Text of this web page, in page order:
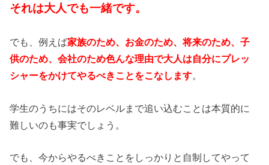
それは大人でも一緒です。
でも、例えば家族のため、お金のため、将来のため、子
供のため、会社のため色んな理由で大人は自分にプレッ
シャーをかけてやるべきことをこなします。
学生のうちにはそのレベルまで追い込むことは本質的に
難しいのも事実でしょう。
でも、今からやるべきことをしっかりと自制してやって